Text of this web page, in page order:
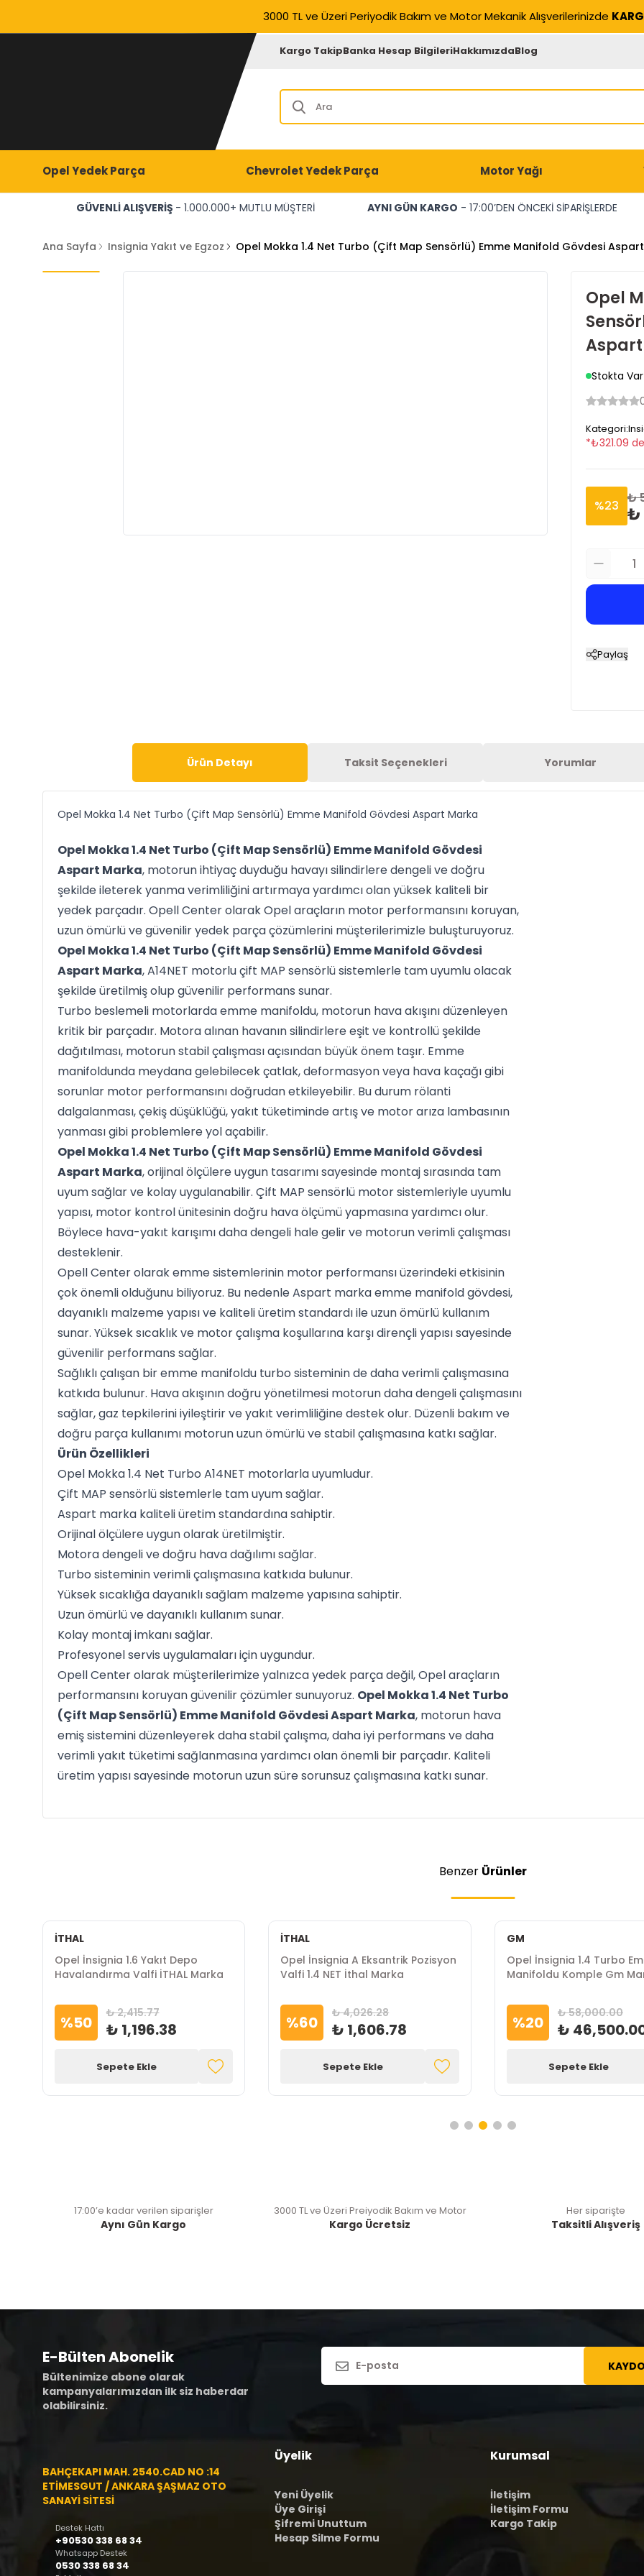
3000 TL ve Üzeri Periyodik Bakım ve Motor Mekanik Alışverilerinizde
Kargo TakipBanka Hesap BilgileriHakkımızdaBlog
Opel Yedek Parça Chevrolet Yedek Parça Motor Yağı
GÜVENLİ ALIŞVERİŞ - 1.000.000+ MUTLU MÜŞTERİ AYNI GÜN KARGO - 17:00’DEN ÖNCEKİ SİPARİŞLERDE
Ana Sayfa Insignia Yakıt ve Egzoz Opel Mokka 1.4 Net Turbo (Çift Map Sensörlü) Emme Manifold Gövdesi
Opel
Stokta Var
Kategori:
*₺321.09
%23 ₺
₺
Paylaş
Ürün Detayı Taksit Seçenekleri Yorumlar
Opel Mokka 1.4 Net Turbo (Çift Map Sensörlü) Emme Manifold Gövdesi Aspart Marka
Opel Mokka 1.4 Net Turbo (Çift Map Sensörlü) Emme Manifold Gövdesi
Aspart Marka, motorun ihtiyaç duyduğu havayı silindirlere dengeli ve doğru
şekilde ileterek yanma verimliliğini artırmaya yardımcı olan yüksek kaliteli bir
yedek parçadır. Opell Center olarak Opel araçların motor performansını koruyan,
uzun ömürlü ve güvenilir yedek parça çözümlerini müşterilerimizle buluşturuyoruz.
Opel Mokka 1.4 Net Turbo (Çift Map Sensörlü) Emme Manifold Gövdesi
Aspart Marka, A14NET motorlu çift MAP sensörlü sistemlerle tam uyumlu olacak
şekilde üretilmiş olup güvenilir performans sunar.
Turbo beslemeli motorlarda emme manifoldu, motorun hava akışını düzenleyen
kritik bir parçadır. Motora alınan havanın silindirlere eşit ve kontrollü şekilde
dağıtılması, motorun stabil çalışması açısından büyük önem taşır. Emme
manifoldunda meydana gelebilecek çatlak, deformasyon veya hava kaçağı gibi
sorunlar motor performansını doğrudan etkileyebilir. Bu durum rölanti
dalgalanması, çekiş düşüklüğü, yakıt tüketiminde artış ve motor arıza lambasının
yanması gibi problemlere yol açabilir.
Opel Mokka 1.4 Net Turbo (Çift Map Sensörlü) Emme Manifold Gövdesi
Aspart Marka, orijinal ölçülere uygun tasarımı sayesinde montaj sırasında tam
uyum sağlar ve kolay uygulanabilir. Çift MAP sensörlü motor sistemleriyle uyumlu
yapısı, motor kontrol ünitesinin doğru hava ölçümü yapmasına yardımcı olur.
Böylece hava-yakıt karışımı daha dengeli hale gelir ve motorun verimli çalışması
desteklenir.
Opell Center olarak emme sistemlerinin motor performansı üzerindeki etkisinin
çok önemli olduğunu biliyoruz. Bu nedenle Aspart marka emme manifold gövdesi,
dayanıklı malzeme yapısı ve kaliteli üretim standardı ile uzun ömürlü kullanım
sunar. Yüksek sıcaklık ve motor çalışma koşullarına karşı dirençli yapısı sayesinde
güvenilir performans sağlar.
Sağlıklı çalışan bir emme manifoldu turbo sisteminin de daha verimli çalışmasına
katkıda bulunur. Hava akışının doğru yönetilmesi motorun daha dengeli çalışmasını
sağlar, gaz tepkilerini iyileştirir ve yakıt verimliliğine destek olur. Düzenli bakım ve
doğru parça kullanımı motorun uzun ömürlü ve stabil çalışmasına katkı sağlar.
Ürün Özellikleri
Opel Mokka 1.4 Net Turbo A14NET motorlarla uyumludur.
Çift MAP sensörlü sistemlerle tam uyum sağlar.
Aspart marka kaliteli üretim standardına sahiptir.
Orijinal ölçülere uygun olarak üretilmiştir.
Motora dengeli ve doğru hava dağılımı sağlar.
Turbo sisteminin verimli çalışmasına katkıda bulunur.
Yüksek sıcaklığa dayanıklı sağlam malzeme yapısına sahiptir.
Uzun ömürlü ve dayanıklı kullanım sunar.
Kolay montaj imkanı sağlar.
Profesyonel servis uygulamaları için uygundur.
Opell Center olarak müşterilerimize yalnızca yedek parça değil, Opel araçların
performansını koruyan güvenilir çözümler sunuyoruz. Opel Mokka 1.4 Net Turbo
(Çift Map Sensörlü) Emme Manifold Gövdesi Aspart Marka, motorun hava
emiş sistemini düzenleyerek daha stabil çalışma, daha iyi performans ve daha
verimli yakıt tüketimi sağlanmasına yardımcı olan önemli bir parçadır. Kaliteli
üretim yapısı sayesinde motorun uzun süre sorunsuz çalışmasına katkı sunar.
Benzer Ürünler
İTHAL
Opel İnsignia 1.6 Yakıt Depo
Havalandırma Valfi İTHAL Marka
%50 ₺ 2,415.77
₺ 1,196.38
Sepete Ekle
İTHAL
Opel İnsignia A Eksantrik Pozisyon
Valfi 1.4 NET İthal Marka
%60 ₺ 4,026.28
₺ 1,606.78
Sepete Ekle
GM
Opel İnsignia 1.4 Turbo
Manifoldu Komple Gm
%20 ₺ 58,000.00
₺
Sepete Ekle
17:00’e kadar verilen siparişler
Aynı Gün Kargo
3000 TL ve Üzeri Preiyodik Bakım ve Motor
Kargo Ücretsiz
Her siparişte
Taksitli Alışveriş
E-Bülten Abonelik
Bültenimize abone olarak
kampanyalarımızdan ilk siz haberdar
olabilirsiniz.
BAHÇEKAPI MAH. 2540.CAD NO :14
ETİMESGUT / ANKARA ŞAŞMAZ OTO
SANAYİ SİTESİ
Destek Hattı
+90530 338 68 34
Whatsapp Destek
0530 338 68 34
Üyelik
Yeni Üyelik
Üye Girişi
Şifremi Unuttum
Hesap Silme Formu
Kurumsal
İletişim
İletişim Formu
Kargo Takip